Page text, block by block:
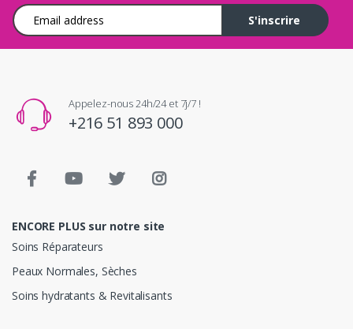
Adresse e-mail
S'inscrire
Appelez-nous 24h/24 et 7j/7 !
+216 51 893 000
ENCORE PLUS sur notre site
Soins Réparateurs
Peaux Normales, Sèches
Soins hydratants & Revitalisants